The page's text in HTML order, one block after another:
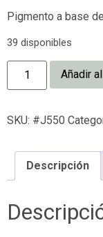
Pigmento a base
39 disponibles
Añadir
SKU: #J550
Descripción